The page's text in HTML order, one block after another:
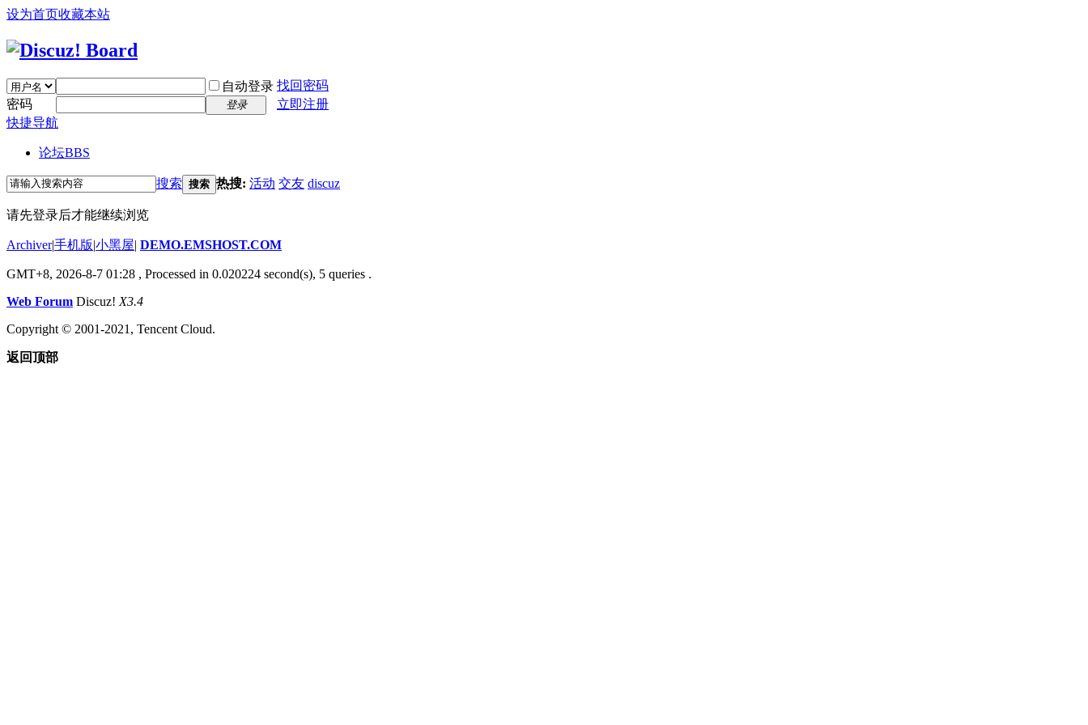
设为首页收藏本站
自动登录 找回密码
密码
登录
立即注册
快捷导航
论坛BBS
搜索 搜索 热搜: 活动 交友 discuz
请先登录后才能继续浏览
Archiver|手机版|小黑屋| DEMO.EMSHOST.COM
GMT+8, 2026-8-7 01:28 , Processed in 0.020224 second(s), 5 queries .
Web Forum Discuz! X3.4
Copyright © 2001-2021, Tencent Cloud.
返回顶部